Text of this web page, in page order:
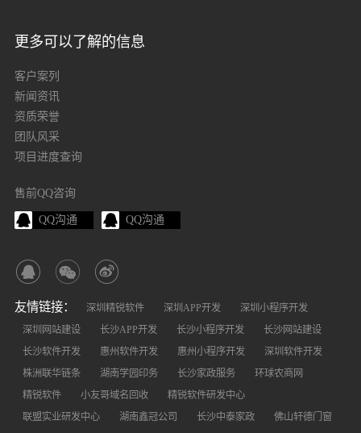
更多可以了解的信息
客户案列
新闻资讯
资质荣誉
团队风采
项目进度查询
售前QQ咨询
QQ沟通 QQ沟通
友情链接： 深圳精锐软件 深圳APP开发
深圳小程序开发
深圳网站建设
长沙APP开发 长沙小程序开发
长沙网站建设
长沙软件开发
惠州软件开发 惠州小程序开发
深圳软件开发
株洲联华链条
湖南学园印务 长沙家政服务
环球农商网
精锐软件
小友哥域名回收
精锐软件研发中心
联盟实业研发中心
湖南鑫冠公司 长沙中泰家政 佛山轩德门窗